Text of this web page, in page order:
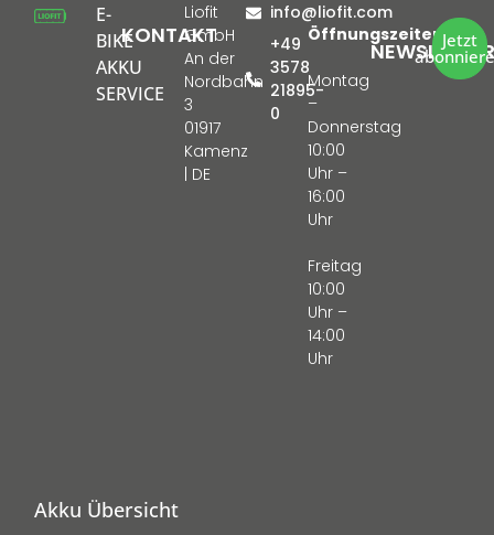
E-
BIKE
AKKU
SERVICE
KONTAKT
Liofit
GmbH
An der
Nordbahn
3
01917
Kamenz
| DE
info@liofit.com
+49
3578
21895-
0
Öffnungszeiten:
Montag
–
Donnerstag
10:00
Uhr –
16:00
Uhr
Freitag
10:00
Uhr –
14:00
Uhr
NEWSLETTER
Jetzt
Akku Übersicht